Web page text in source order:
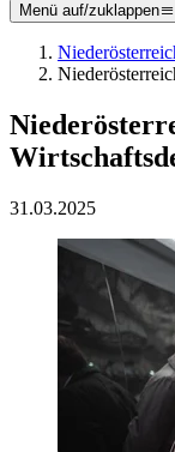
Menü auf/zuklappen
31.03.2025